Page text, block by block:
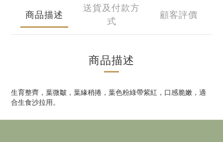
商品描述
送貨及付款方
式
顧客評價
商品描述
生育整齊，葉微皺，葉緣稍捲，葉色粉綠帶紫紅，口感脆嫩，適
合生食沙拉用。